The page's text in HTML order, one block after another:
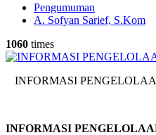
Pengumuman
A. Sofyan Sarief, S.Kom
1060 times
INFORMASI
INFORMASI